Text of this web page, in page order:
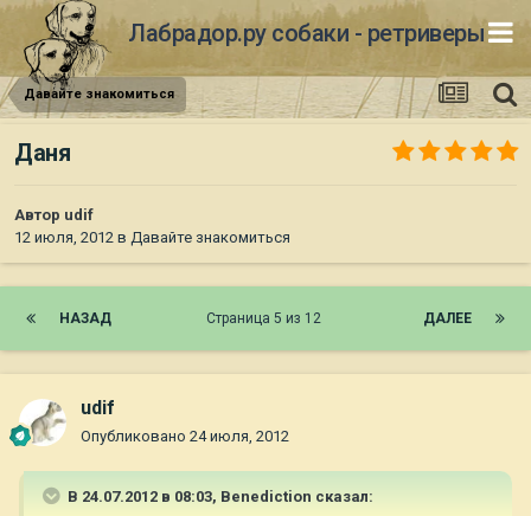
Лабрадор.ру собаки - ретриверы
Давайте знакомиться
Даня
Автор udif
12 июля, 2012 в Давайте знакомиться
НАЗАД ДАЛЕЕ
Страница 5 из 12
udif
Опубликовано 24 июля, 2012
В 24.07.2012 в 08:03, Benediction сказал: